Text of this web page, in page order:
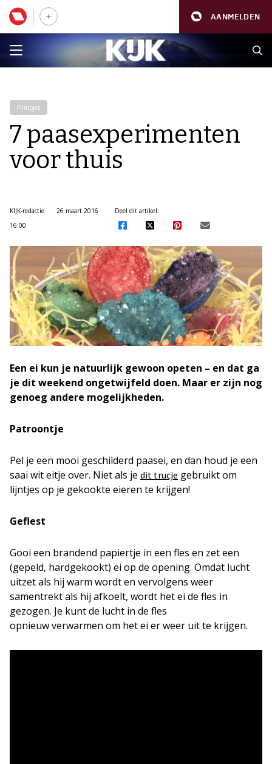
AANMELDEN
Filmpjes
7 paasexperimenten
voor thuis
KIJK-redactie
26 maart 2016
16:00
Deel dit artikel:
Een ei kun je natuurlijk gewoon opeten – en dat ga
je dit weekend ongetwijfeld doen. Maar er zijn nog
genoeg andere mogelijkheden.
Patroontje
Pel je een mooi geschilderd paasei, en dan houd je een
saai wit eitje over. Niet als je dit trucje gebruikt om
lijntjes op je gekookte eieren te krijgen!
Geflest
Gooi een brandend papiertje in een fles en zet een
(gepeld, hardgekookt) ei op de opening. Omdat lucht
uitzet als hij warm wordt en vervolgens weer
samentrekt als hij afkoelt, wordt het ei de fles in
gezogen. Je kunt de lucht in de fles
opnieuw verwarmen om het ei er weer uit te krijgen.